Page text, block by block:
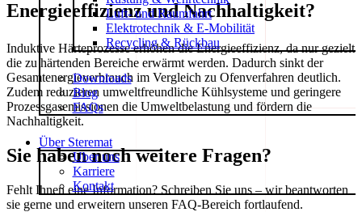
Luft- und Raumfahrt
Elektrotechnik & E-Mobilität
Recycling & Rückbau
Downloads
Blog
FAQs
Über Steremat
Über uns
Karriere
Kontakt
Energieeffizienz und Nachhaltigkeit?
Induktive Härteprozesse erhöhen die Energieeffizienz, da nur gezielt
die zu härtenden Bereiche erwärmt werden. Dadurch sinkt der
Gesamtenergieverbrauch im Vergleich zu Ofenverfahren deutlich.
Zudem reduzieren umweltfreundliche Kühlsysteme und geringere
Prozessgasemissionen die Umweltbelastung und fördern die
Nachhaltigkeit.
Sie haben noch weitere Fragen?
Fehlt Ihnen eine Information? Schreiben Sie uns – wir beantworten
sie gerne und erweitern unseren FAQ-Bereich fortlaufend.